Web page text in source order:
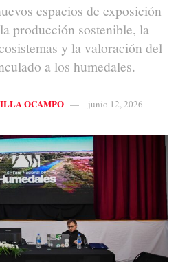
espacios de exposición
producción sostenible, la
y la valoración del
a los humedales.
OCAMPO junio 12, 2026